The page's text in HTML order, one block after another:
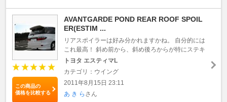
この商品の
価格を比較する
AVANTGARDE POND REAR ROOF SPOIL
ER(ESTIM ...
リアスポイラーは好み分かれますかね。 自分的には
これ最高！ 斜め前から、斜め後ろからが特にステキ
トヨタ エスティマL
カテゴリ：ウイング
2011年8月15日 23:11
あ き ら さん